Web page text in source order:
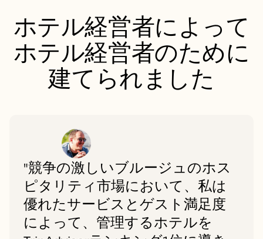
ホテル経営者によって
ホテル経営者のために
建てられました
"競争の激しいブルージュのホス
ピタリティ市場において、私は
優れたサービスとゲスト満足度
によって、管理するホテルを